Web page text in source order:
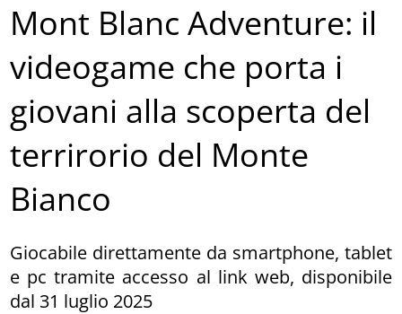
Mont Blanc Adventure: il
videogame che porta i
giovani alla scoperta del
terrirorio del Monte
Bianco
Giocabile direttamente da smartphone, tablet
e pc tramite accesso al link web, disponibile
dal 31 luglio 2025